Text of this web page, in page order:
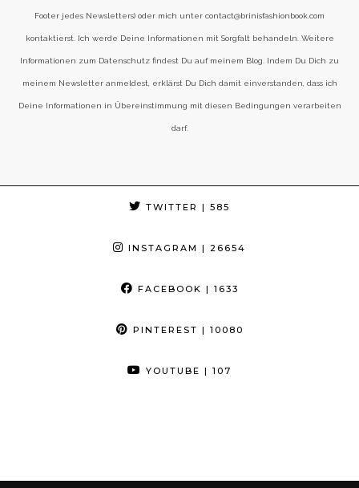
Footer jedes Newsletters) oder mich unter contact@brinisfashionbook.com
kontaktierst. Ich werde Deine Informationen mit Sorgfalt behandeln. Weitere
Informationen zum Datenschutz findest Du auf meinem Blog. Indem Du Dich zu
meinem Newsletter anmeldest, erklärst Du Dich damit einverstanden, dass ich
Deine Informationen in Übereinstimmung mit diesen Bedingungen verarbeiten
darf.
TWITTER | 585
INSTAGRAM | 26654
FACEBOOK | 1633
PINTEREST | 10080
YOUTUBE | 107